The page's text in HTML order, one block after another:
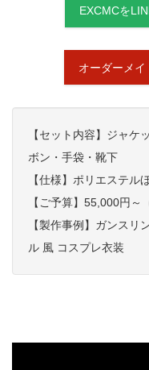
EXCMCを
オーダーメ
【セット内容】ジャケ
ボン・手袋・靴下
【仕様】ポリエステル
【ご予算】55, 000円～
【製作事例】ガンスリ
ル 風 コスプレ衣装